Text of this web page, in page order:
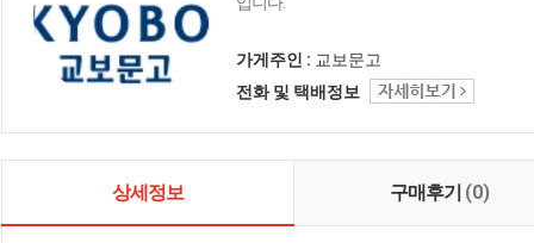
가게주인 : 교보문고
전화 및 택배정보
상세정보 구매후기 (0)